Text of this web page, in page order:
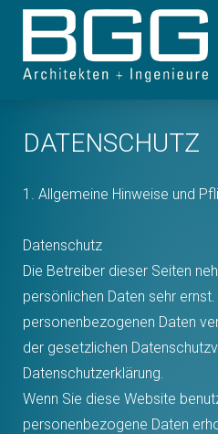
Skip
content
DATENSCHUTZ
1. Allgemeine Hinweise und
Datenschutz
Die Betreiber dieser Seiten
persönlichen Daten sehr
personenbezogenen Daten
der gesetzlichen
Datenschutzerklärung.
Wenn Sie diese Website
personenbezogene Daten